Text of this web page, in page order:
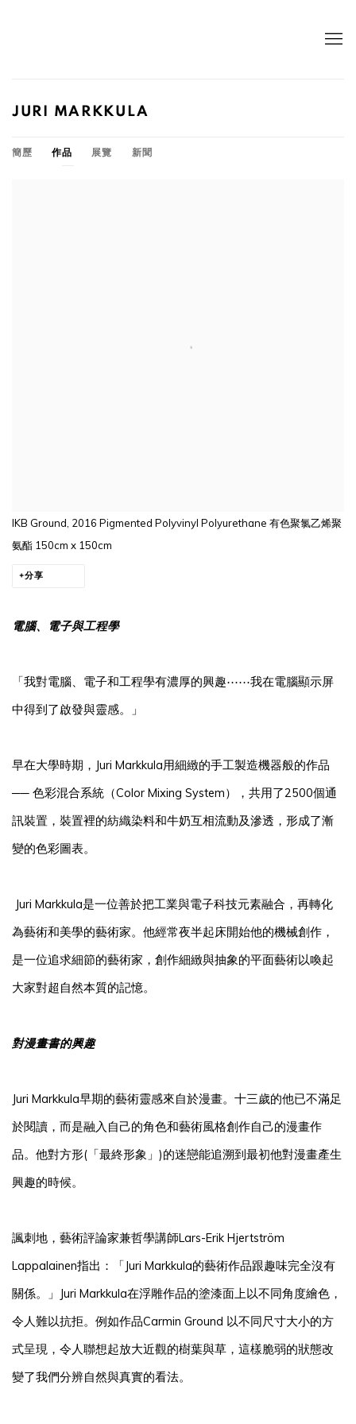
JURI MARKKULA
簡歷 作品 展覽 新聞
IKB Ground, 2016 Pigmented Polyvinyl Polyurethane 有⾊聚氯⼄烯聚
氨酯 150cm x 150cm
分享
電腦、電子與工程學
「我對電腦、電子和工程學有濃厚的興趣⋯⋯我在電腦顯示屏
中得到了啟發與靈感。」
早在大學時期，Juri Markkula用細緻的手工製造機器般的作品
── 色彩混合系統（Color Mixing System），共用了2500個通
訊裝置，裝置裡的紡織染料和牛奶互相流動及滲透，形成了漸
變的色彩圖表。
Juri Markkula是一位善於把工業與電子科技元素融合，再轉化
為藝術和美學的藝術家。他經常夜半起床開始他的機械創作，
是一位追求細節的藝術家，創作細緻與抽象的平面藝術以喚起
大家對超自然本質的記憶。
對漫畫書的興趣
Juri Markkula早期的藝術靈感來自於漫畫。十三歲的他已不滿足
於閱讀，而是融入自己的角色和藝術風格創作自己的漫畫作
品。他對方形(「最終形象」)的迷戀能追溯到最初他對漫畫產生
興趣的時候。
諷刺地，藝術評論家兼哲學講師Lars-Erik Hjertström
Lappalainen指出：「Juri Markkula的藝術作品跟趣味完全沒有
關係。」Juri Markkula在浮雕作品的塗漆面上以不同角度繪色，
令人難以抗拒。例如作品Carmin Ground 以不同尺寸大小的方
式呈現，令人聯想起放大近觀的樹葉與草，這樣脆弱的狀態改
變了我們分辨自然與真實的看法。